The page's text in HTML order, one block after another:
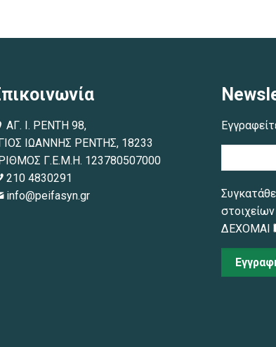
ΑΓ. Ι. ΡΕΝΤΗ 98,
ΙΩΑΝΝΗΣ ΡΕΝΤΗΣ, 18233
Γ.Ε.Μ.Η. 123780507000
210 4830291
info@peifasyn.gr
στοιχείων
ΔΕΧΟΜΑΙ